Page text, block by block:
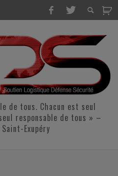
de tous. Chacun est seul
responsable de tous » –
Exupéry